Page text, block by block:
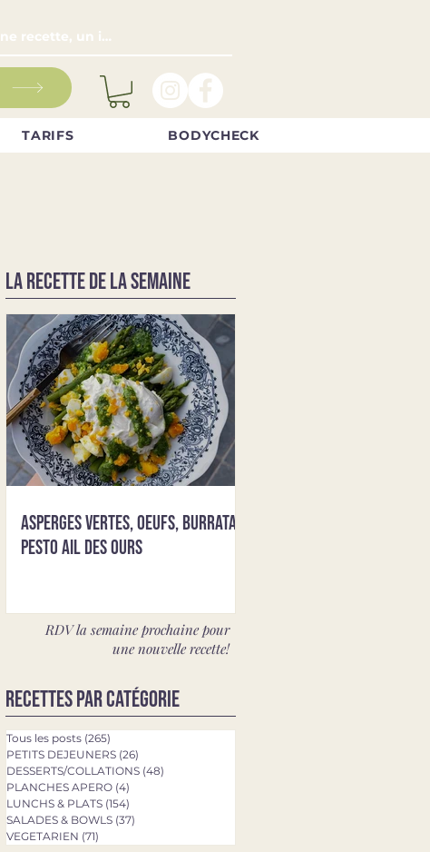
TARIFS BODYCHECK
LA RECETTE DE LA SEMAINE
Asperges vertes, oeufs, burrata &
pesto ail des ours
RDV la semaine prochaine pour
une nouvelle recette!
Recettes par catégorie
Tous les posts (265)
PETITS DEJEUNERS (26)
DESSERTS/COLLATIONS (48)
PLANCHES APERO (4)
LUNCHS & PLATS (154)
SALADES & BOWLS (37)
VEGETARIEN (71)